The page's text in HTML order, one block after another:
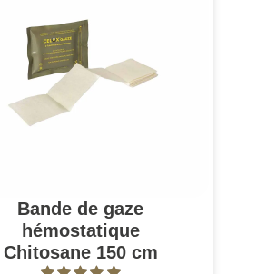
Bande de gaze
hémostatique
Chitosane 150 cm